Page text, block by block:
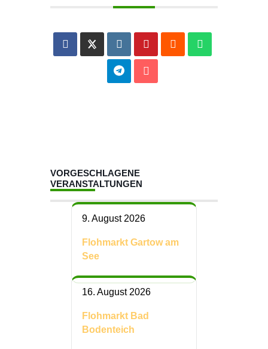
VORGESCHLAGENE
VERANSTALTUNGEN
9. August 2026
Flohmarkt Gartow am
See
16. August 2026
Flohmarkt Bad
Bodenteich